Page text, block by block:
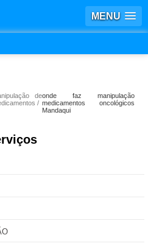
MENU
deonde faz manipulação
medicamentos oncológicos
Mandaqui